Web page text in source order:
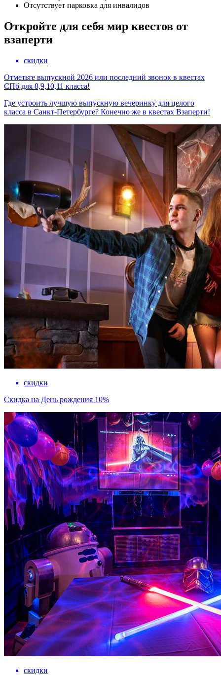
Отсутствует парковка для инвалидов
Откройте для себя мир квестов от
взаперти
скидки
Отметьте выпускной 2026 или последний звонок в квестах
СПб для 8,9,10,11 класса!
Где устроить лучшую выпускную вечеринку для целого
класса в Санкт-Петербурге? Конечно же в квестах Взаперти!
скидки
Скидка на День рождения 10%
скидки